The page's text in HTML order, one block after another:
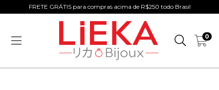
FRETE GRÁTIS para compras acima de R$250 todo Brasil
0